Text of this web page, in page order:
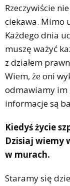
Rzeczywiście
ciekawa. Mimo
Każdego dnia
muszę ważyć
z działem
Wiem, że oni
odmawiamy im
informacje są
Kiedyś życie
Dzisiaj wiemy
w murach.
Staramy się